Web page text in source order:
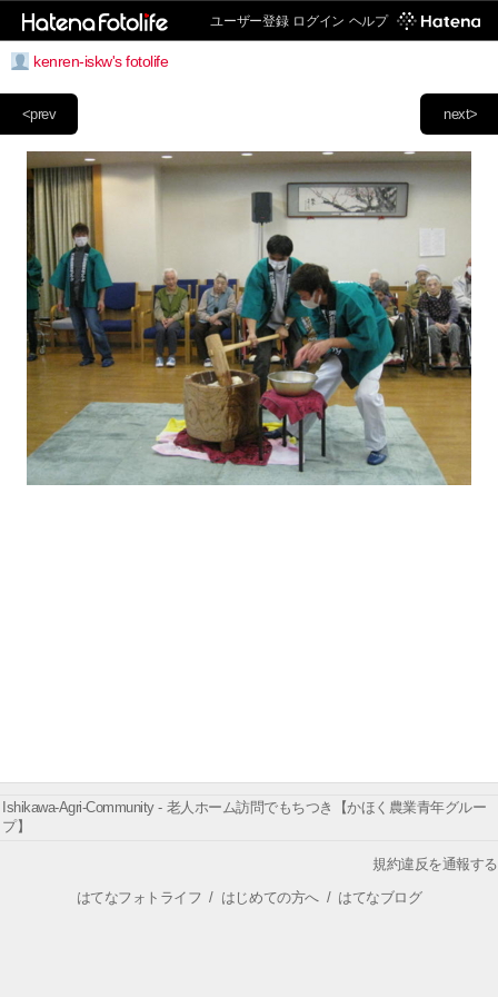
ユーザー登録 ログイン ヘルプ
kenren-iskw's fotolife
next>
<prev
Ishikawa-Agri-Community - 老人ホーム訪問でもちつき【かほく農業青年グルー
プ】
規約違反を通報する
はてなフォトライフ / はじめての方へ/ はてなブログ